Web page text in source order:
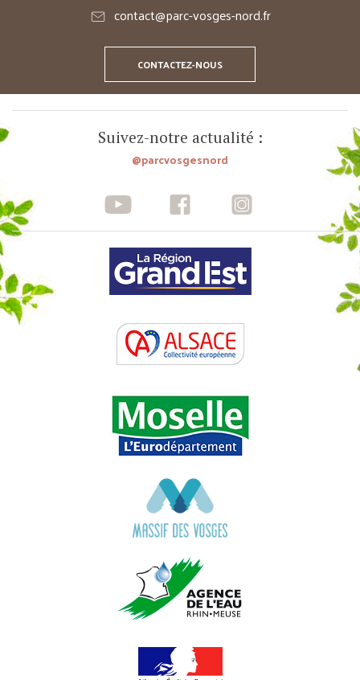
contact@parc-vosges-nord.fr
CONTACTEZ-NOUS
Suivez-notre actualité :
@parcvosgesnord